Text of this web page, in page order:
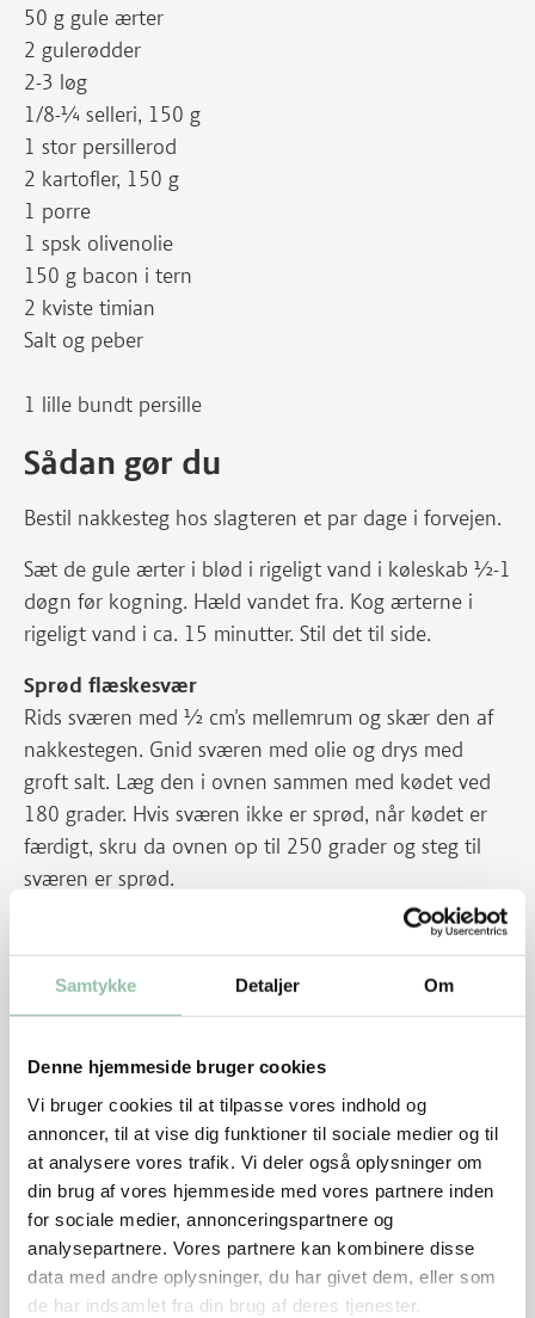
Samtykke Detaljer Om
Denne hjemmeside bruger cookies
Vi bruger cookies til at tilpasse vores indhold og
annoncer, til at vise dig funktioner til sociale medier og til
at analysere vores trafik. Vi deler også oplysninger om
din brug af vores hjemmeside med vores partnere inden
for sociale medier, annonceringspartnere og
analysepartnere. Vores partnere kan kombinere disse
data med andre oplysninger, du har givet dem, eller som
de har indsamlet fra din brug af deres tjenester.
50 g gule ærter
2 gulerødder
2-3 løg
1/8-¼ selleri, 150 g
1 stor persillerod
2 kartofler, 150 g
1 porre
1 spsk olivenolie
150 g bacon i tern
2 kviste timian
Salt og peber
1 lille bundt persille
Sådan gør du
Bestil nakkesteg hos slagteren et par dage i forvejen.
Sæt de gule ærter i blød i rigeligt vand i køleskab ½-1
døgn før kogning. Hæld vandet fra. Kog ærterne i
rigeligt vand i ca. 15 minutter. Stil det til side.
Sprød flæskesvær
Rids sværen med ½ cm's mellemrum og skær den af
nakkestegen. Gnid sværen med olie og drys med
groft salt. Læg den i ovnen sammen med kødet ved
180 grader. Hvis sværen ikke er sprød, når kødet er
færdigt, skru da ovnen op til 250 grader og steg til
sværen er sprød.
Skær nakkestegen igennem på langs i to lige store
stykker og snør dem med kødsnor, så skiverne kan
Dup de to stege tørre med køkkenrulle. Krydr med
salt og peber og brun dem på en pande i olie på alle